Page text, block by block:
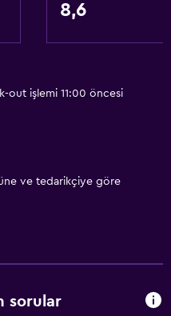
8,6
out işlemi 11:00 öncesi
ve tedarikçiye göre
sorular